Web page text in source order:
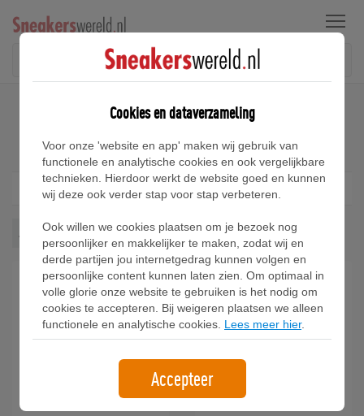
Menu
Nike Air Footscape Woven Sneakers
Air Footscape Woven Wis alles
Cookies en dataverzameling
Voor onze 'website en app' maken wij gebruik van
functionele en analytische cookies en ook vergelijkbare
technieken. Hierdoor werkt de website goed en kunnen
wij deze ook verder stap voor stap verbeteren.
Ook willen we cookies plaatsen om je bezoek nog
persoonlijker en makkelijker te maken, zodat wij en
derde partijen jou internetgedrag kunnen volgen en
persoonlijke content kunnen laten zien. Om optimaal in
volle glorie onze website te gebruiken is het nodig om
cookies te accepteren. Bij weigeren plaatsen we alleen
functionele en analytische cookies. Lees meer hier.
Accepteer